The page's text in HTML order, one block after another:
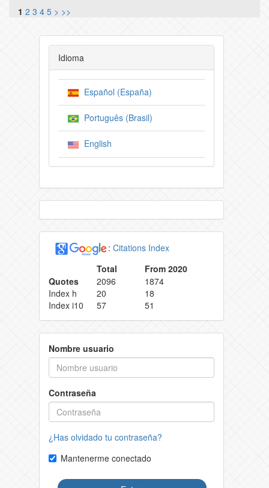
1 2 3 4 5 > >>
Idioma
Español (España)
Português (Brasil)
English
: Citations Index
Total
From 2020
Quotes
2096
1874
Index h
20
18
Index i10
57 51
Nombre usuario
Contraseña
¿Has olvidado tu contraseña?
Mantenerme conectado